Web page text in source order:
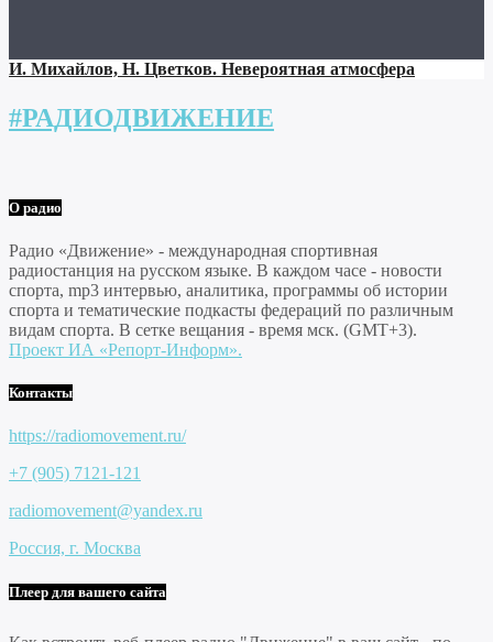
И. Михайлов, Н. Цветков. Невероятная атмосфера
#РАДИОДВИЖЕНИЕ
О радио
Радио «Движение» - международная спортивная
радиостанция на русском языке. В каждом часе - новости
спорта, mp3 интервью, аналитика, программы об истории
спорта и тематические подкасты федераций по различным
видам спорта. В сетке вещания - время мск. (GMT+3).
Проект ИА «Репорт-Информ».
Контакты
https://radiomovement.ru/
+7 (905) 7121-121
radiomovement@yandex.ru
Россия, г. Москва
Плеер для вашего сайта